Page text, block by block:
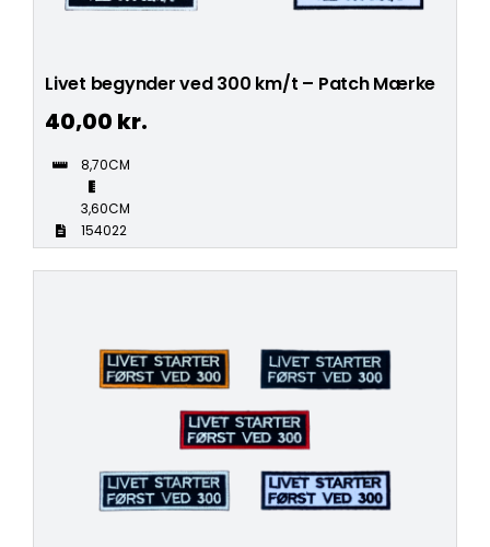
Livet begynder ved 300 km/t – Patch Mærke
40,00 kr.
8,70CM
3,60CM
154022